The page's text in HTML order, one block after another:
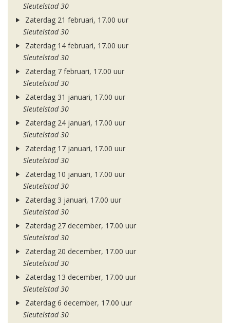
Sleutelstad 30
Zaterdag 21 februari, 17.00 uur
Sleutelstad 30
Zaterdag 14 februari, 17.00 uur
Sleutelstad 30
Zaterdag 7 februari, 17.00 uur
Sleutelstad 30
Zaterdag 31 januari, 17.00 uur
Sleutelstad 30
Zaterdag 24 januari, 17.00 uur
Sleutelstad 30
Zaterdag 17 januari, 17.00 uur
Sleutelstad 30
Zaterdag 10 januari, 17.00 uur
Sleutelstad 30
Zaterdag 3 januari, 17.00 uur
Sleutelstad 30
Zaterdag 27 december, 17.00 uur
Sleutelstad 30
Zaterdag 20 december, 17.00 uur
Sleutelstad 30
Zaterdag 13 december, 17.00 uur
Sleutelstad 30
Zaterdag 6 december, 17.00 uur
Sleutelstad 30